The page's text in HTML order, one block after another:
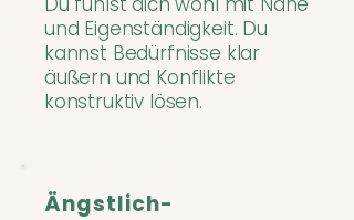
und Eigenständigkeit. Du
kannst Bedürfnisse klar
äußern und Konflikte
konstruktiv lösen.
Ängstlich-